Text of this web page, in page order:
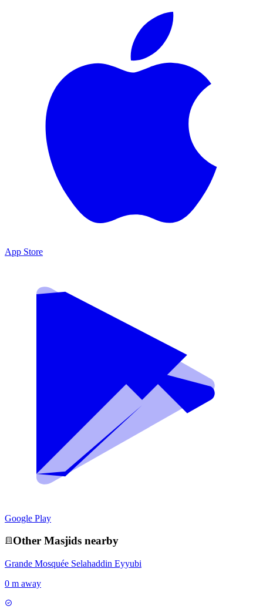
App Store
Google Play
Other Masjids nearby
Grande Mosquée Selahaddin Eyyubi
0 m away